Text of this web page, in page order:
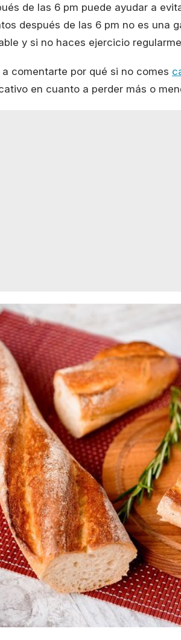
de las 6 pm puede ayudar a
después de las 6 pm no es una
y si no haces ejercicio
comentarte por qué si no comes
en cuanto a perder más o